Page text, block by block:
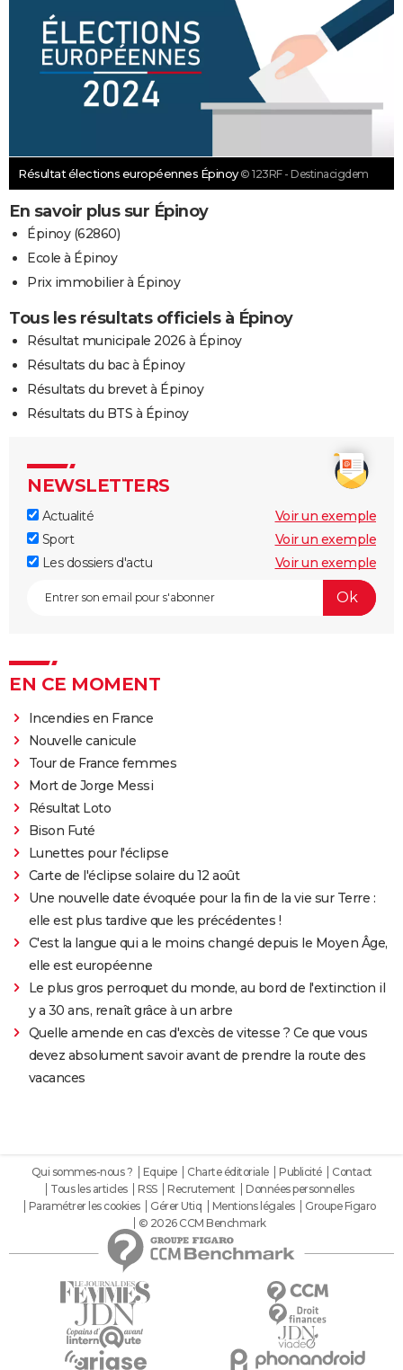
Résultat élections européennes Épinoy © 123RF - Destinacigdem
En savoir plus sur Épinoy
Épinoy (62860)
Ecole à Épinoy
Prix immobilier à Épinoy
Tous les résultats officiels à Épinoy
Résultat municipale 2026 à Épinoy
Résultats du bac à Épinoy
Résultats du brevet à Épinoy
Résultats du BTS à Épinoy
NEWSLETTERS
Actualité
Voir un exemple
Sport
Voir un exemple
Les dossiers d'actu
Voir un exemple
EN CE MOMENT
Incendies en France
Nouvelle canicule
Tour de France femmes
Mort de Jorge Messi
Résultat Loto
Bison Futé
Lunettes pour l'éclipse
Carte de l'éclipse solaire du 12 août
Une nouvelle date évoquée pour la fin de la vie sur Terre :
elle est plus tardive que les précédentes !
C'est la langue qui a le moins changé depuis le Moyen Âge,
elle est européenne
Le plus gros perroquet du monde, au bord de l'extinction il
y a 30 ans, renaît grâce à un arbre
Quelle amende en cas d'excès de vitesse ? Ce que vous
devez absolument savoir avant de prendre la route des
vacances
Qui sommes-nous ? Equipe Charte éditoriale Publicité
Contact
Tous les articles
RSS Recrutement
Données personnelles
Paramétrer les cookies
Gérer Utiq Mentions légales
Groupe Figaro
© 2026 CCM Benchmark